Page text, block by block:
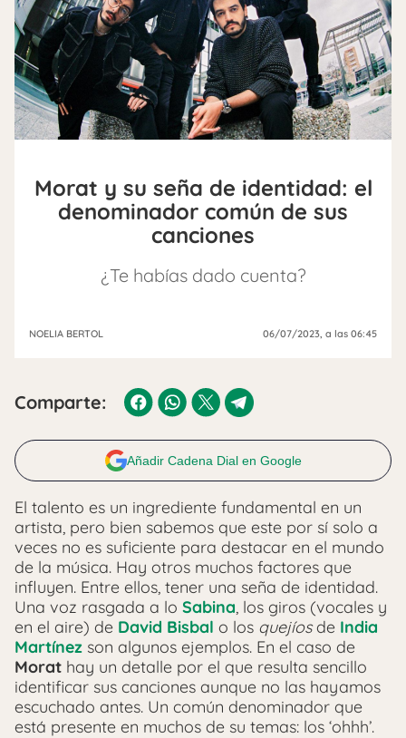
Morat y su seña de identidad: el
denominador común de sus
canciones
¿Te habías dado cuenta?
NOELIA BERTOL 06/07/2023, a las 06:45
Comparte:
Añadir Cadena Dial en Google
El talento es un ingrediente fundamental en un
artista, pero bien sabemos que este por sí solo a
veces no es suficiente para destacar en el mundo
de la música. Hay otros muchos factores que
influyen. Entre ellos, tener una seña de identidad.
Una voz rasgada a lo Sabina, los giros (vocales y
en el aire) de David Bisbal o los quejíosde India
Martínez son algunos ejemplos. En el caso de
Morat hay un detalle por el que resulta sencillo
identificar sus canciones aunque no las hayamos
escuchado antes. Un común denominador que
está presente en muchos de su temas: los ‘ohhh’.